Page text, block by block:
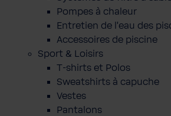
Pompes à chaleur
Entretien de l'eau des
Accessoires de piscine
Sport & Loisirs
T-shirts et Polos
Sweatshirts à capuche
Vestes
Pantalons